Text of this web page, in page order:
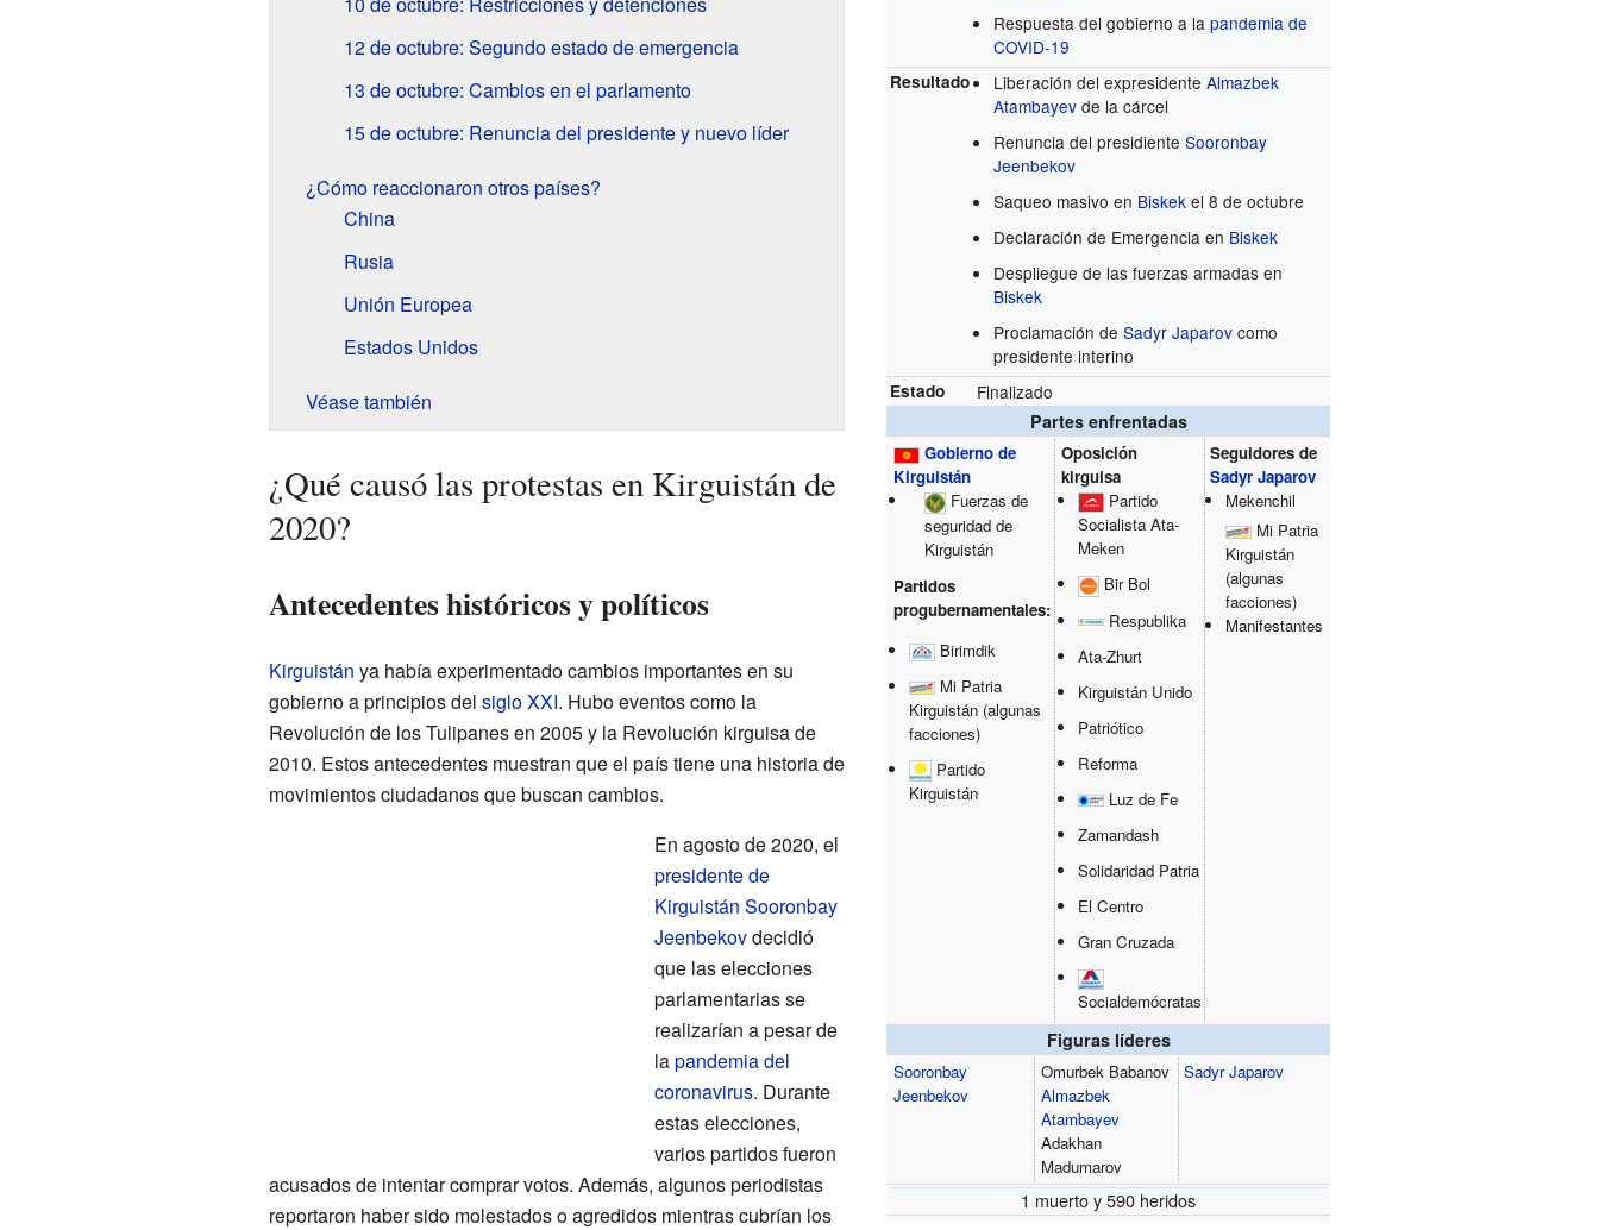
Respuesta del gobierno a la pandemia de
COVID-19
Resultado Liberación del expresidente Almazbek
Atambayevde la cárcel
Renuncia del presidiente Sooronbay
Jeenbekov
Saqueo masivo en Biskekel 8 de octubre
Declaración de Emergencia en Biskek
Despliegue de las fuerzas armadas en
Biskek
Proclamación de Sadyr Japarovcomo
presidente interino
Estado
Finalizado
Partes enfrentadas
Gobierno de
Kirguistán
Fuerzas de
seguridad de
Kirguistán
Partidos
progubernamentales:
Birimdik
Mi Patria
Kirguistán (algunas
facciones)
Partido
Kirguistán
Oposición
kirguisa
Partido
Socialista Ata-
Meken
Bir Bol
Respublika
Ata-Zhurt
Kirguistán Unido
Patriótico
Reforma
Luz de Fe
Zamandash
Solidaridad Patria
El Centro
Gran Cruzada
Socialdemócratas
Seguidores de
Sadyr Japarov
Mekenchil
Mi Patria
Kirguistán
(algunas
facciones)
Manifestantes
Figuras líderes
Sooronbay
Jeenbekov
Omurbek Babanov
Almazbek
Atambayev
Adakhan
Madumarov
Sadyr Japarov
1 muerto y 590 heridos
12 de octubre: Segundo estado de emergencia
13 de octubre: Cambios en el parlamento
15 de octubre: Renuncia del presidente y nuevo líder
¿Cómo reaccionaron otros países?
China
Rusia
Unión Europea
Estados Unidos
Véase también
¿Qué causó las protestas en Kirguistán de
2020?
Antecedentes históricos y políticos
Kirguistán ya había experimentado cambios importantes en su
gobierno a principios del siglo XXI. Hubo eventos como la
Revolución de los Tulipanes en 2005 y la Revolución kirguisa de
2010. Estos antecedentes muestran que el país tiene una historia de
movimientos ciudadanos que buscan cambios.
En agosto de 2020, el
presidente de
Kirguistán Sooronbay
Jeenbekovdecidió
que las elecciones
parlamentarias se
realizarían a pesar de
lapandemia del
coronavirus. Durante
estas elecciones,
varios partidos fueron
acusados de intentar comprar votos. Además, algunos periodistas
reportaron haber sido molestados o agredidos mientras cubrían los